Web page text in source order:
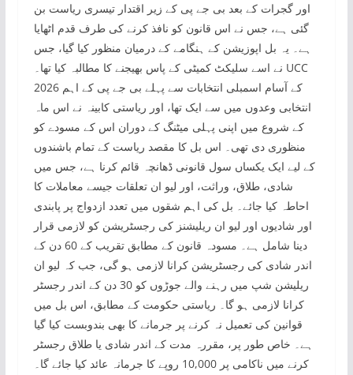
اور گجرات کے بعد بی جے پی کے زیر اقتدار تیسری ریاست بن
گئی ہے، جس نے اس قانون کو نافذ کرنے کی طرف قدم اٹھایا
ہے۔ یہ بل اپوزیشن کے ہنگامے کے درمیان منظور کیا گیا، جس
نے اسے سلیکٹ کمیٹی کے پاس بھیجنے کا مطالبہ کیا تھا۔ UCC
2026 کے آسام اسمبلی انتخابات سے پہلے بی جے پی کے اہم
انتخابی وعدوں میں سے ایک تھا، اور ریاستی کابینہ نے اس ماہ
کے شروع میں اپنی پہلی میٹنگ کے دوران اس کے مسودے کو
منظوری دی تھی۔ اس بل کا مقصد ریاست کے تمام باشندوں
کے لیے ایک یکساں سول قانونی ڈھانچہ قائم کرنا ہے، جس میں
شادی، طلاق، وراثت، اور لیو ان تعلقات جیسے معاملات کا
احاطہ کیا جائے۔ بل کی اہم شقوں میں تعدد ازدواج پر پابندی
اور شادیوں اور لیو ان ریلیشنز کی رجسٹریشن کو لازمی قرار
دینا شامل ہے۔ مسودہ قانون کے مطابق تقریب کے 60 دن کے
اندر شادی کی رجسٹریشن کرانا لازمی ہو گی، جب کہ لیو ان
ریلیشن شپ میں رہنے والے جوڑوں کو 30 دن کے اندر رجسٹر
کرانا لازمی ہو گا۔ ریاستی حکومت کے مطابق، اس بل میں
قوانین کی تعمیل نہ کرنے پر جرمانے کا بھی بندوبست کیا گیا
ہے۔ خاص طور پر، مقررہ مدت کے اندر شادی یا طلاق رجسٹر
کرنے میں ناکامی پر 10,000 روپے کا جرمانہ عائد کیا جائے گا۔